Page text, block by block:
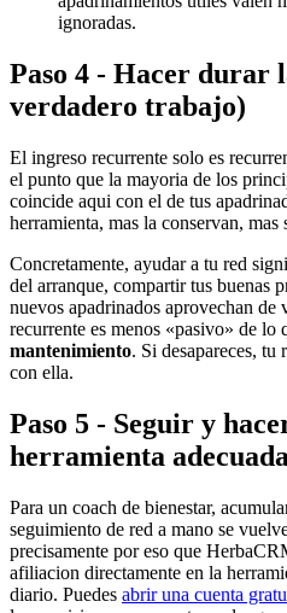
ignoradas.
Paso 4 - Hacer durar
verdadero trabajo)
El ingreso recurrente solo es
el punto que la mayoria de los
coincide aqui con el de tus
herramienta, mas la conservan, mas
Concretamente, ayudar a tu red
del arranque, compartir tus buenas
nuevos apadrinados aprovechan
recurrente es menos «pasivo» de lo
mantenimiento. Si desapareces, tu
con ella.
Paso 5 - Seguir y
herramienta adecuada
Para un coach de bienestar,
seguimiento de red a mano se
precisamente por eso que
afiliacion directamente en la
diario. Puedes abrir una cuenta